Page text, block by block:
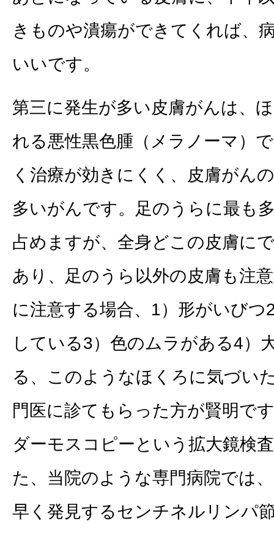
きものや潰瘍ができてくれば、
いいです。
第三に発生が多い皮膚がんは、
れる悪性黒色腫（メラノーマ）
く治療が効きにくく、皮膚がん
多いがんです。足のうらに最も
占めますが、全身どこの皮膚に
あり、足のうら以外の皮膚も注
に注意する場合、1）形がいび
している3）色のムラがある4）
る、このようなほくろに気づい
門医に診てもらった方が賢明で
ダーモスコピーという拡大鏡検
た、当院のような専門病院では
早く発見するセンチネルリンパ